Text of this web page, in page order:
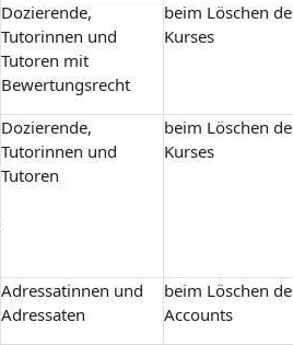
Dozierende,
Tutorinnen und
Tutoren mit
Bewertungsrecht
beim Löschen
Kurses
Dozierende,
Tutorinnen und
Tutoren
beim Löschen
Kurses
Adressatinnen und
Adressaten
beim Löschen
Accounts